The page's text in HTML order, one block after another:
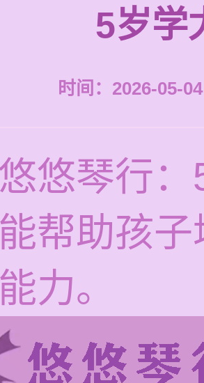
5岁学
时间：2026-05-
悠琴行
帮助孩
力。